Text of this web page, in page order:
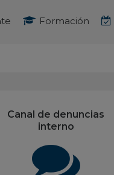
Formación
Canal de denuncias
interno